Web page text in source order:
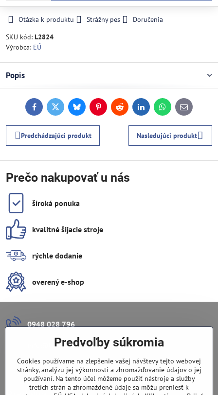
Otázka k produktu Strážny pes
Doručenia
SKU kód: L2824
Výrobca: EÚ
Popis
FacebookTwitterBlueskyPinterestReddit LinkedInWhatsApp
E-
mail
Predchádzajúci produkt Nasledujúci produkt
Prečo nakupovať u nás
široká ponuka
kvalitné šijacie stroje
rýchle dodanie
overený e-shop
0948 028 796
info​@lazuli​.sk
Lazuli s​.r​.o​.
Predvoľby súkromia
Cookies používame na zlepšenie vašej návštevy tejto webovej
stránky, analýzu jej výkonnosti a zhromažďovanie údajov o jej
používaní. Na tento účel môžeme použiť nástroje a služby
tretích strán a zhromaždené údaje sa môžu preniesť k